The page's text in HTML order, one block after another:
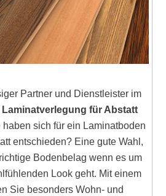
Partner und Dienstleister im
Laminatverlegung für Abstatt
haben sich für ein Laminatboden
entschieden? Eine gute Wahl,
Bodenbelag wenn es um
Look geht. Mit einem
Sie besonders Wohn- und